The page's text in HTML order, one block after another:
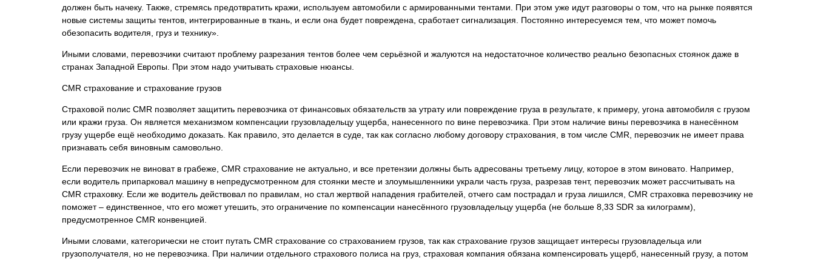
должен быть начеку. Также, стремясь предотвратить кражи, используем автомобили с армированными тентами. При этом уже идут разговоры о том, что на рынке появятся
новые системы защиты тентов, интегрированные в ткань, и если она будет повреждена, сработает сигнализация. Постоянно интересуемся тем, что может помочь
обезопасить водителя, груз и технику».
Иными словами, перевозчики считают проблему разрезания тентов более чем серьёзной и жалуются на недостаточное количество реально безопасных стоянок даже в
странах Западной Европы. При этом надо учитывать страховые нюансы.
CMR страхование и страхование грузов
Страховой полис CMR позволяет защитить перевозчика от финансовых обязательств за утрату или повреждение груза в результате, к примеру, угона автомобиля с грузом
или кражи груза. Он является механизмом компенсации грузовладельцу ущерба, нанесенного по вине перевозчика. При этом наличие вины перевозчика в нанесённом
грузу ущербе ещё необходимо доказать. Как правило, это делается в суде, так как согласно любому договору страхования, в том числе CMR, перевозчик не имеет права
признавать себя виновным самовольно.
Если перевозчик не виноват в грабеже, CMR страхование не актуально, и все претензии должны быть адресованы третьему лицу, которое в этом виновато. Например,
если водитель припарковал машину в непредусмотренном для стоянки месте и злоумышленники украли часть груза, разрезав тент, перевозчик может рассчитывать на
CMR страховку. Если же водитель действовал по правилам, но стал жертвой нападения грабителей, отчего сам пострадал и груза лишился, CMR страховка перевозчику не
поможет – единственное, что его может утешить, это ограничение по компенсации нанесённого грузовладельцу ущерба (не больше 8,33 SDR за килограмм),
предусмотренное CMR конвенцией.
Иными словами, категорически не стоит путать CMR страхование со страхованием грузов, так как страхование грузов защищает интересы грузовладельца или
грузополучателя, но не перевозчика. При наличии отдельного страхового полиса на груз, страховая компания обязана компенсировать ущерб, нанесенный грузу, а потом